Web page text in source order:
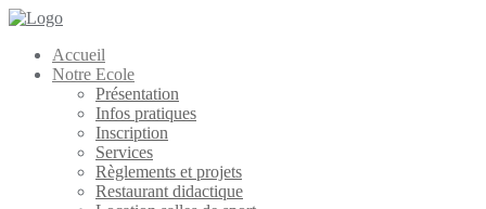
Skip
contentAccueil
Notre Ecole
Présentation
Infos pratiques
Inscription
Services
Règlements et projets
Restaurant didactique